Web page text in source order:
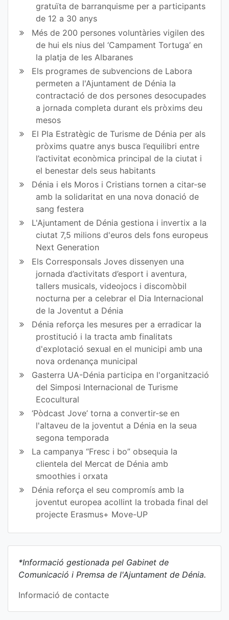
gratuïta de barranquisme per a participants
de 12 a 30 anys
Més de 200 persones voluntàries vigilen des
de hui els nius del ‘Campament Tortuga’ en
la platja de les Albaranes
Els programes de subvencions de Labora
permeten a l'Ajuntament de Dénia la
contractació de dos persones desocupades
a jornada completa durant els pròxims deu
mesos
El Pla Estratègic de Turisme de Dénia per als
pròxims quatre anys busca l’equilibri entre
l’activitat econòmica principal de la ciutat i
el benestar dels seus habitants
Dénia i els Moros i Cristians tornen a citar-se
amb la solidaritat en una nova donació de
sang festera
L'Ajuntament de Dénia gestiona i invertix a la
ciutat 7,5 milions d'euros dels fons europeus
Next Generation
Els Corresponsals Joves dissenyen una
jornada d’activitats d’esport i aventura,
tallers musicals, videojocs i discomòbil
nocturna per a celebrar el Dia Internacional
de la Joventut a Dénia
Dénia reforça les mesures per a erradicar la
prostitució i la tracta amb finalitats
d'explotació sexual en el municipi amb una
nova ordenança municipal
Gasterra UA-Dénia participa en l'organització
del Simposi Internacional de Turisme
Ecocultural
‘Pòdcast Jove’ torna a convertir-se en
l'altaveu de la joventut a Dénia en la seua
segona temporada
La campanya “Fresc i bo” obsequia la
clientela del Mercat de Dénia amb
smoothies i orxata
Dénia reforça el seu compromís amb la
joventut europea acollint la trobada final del
projecte Erasmus+ Move-UP
*Informació gestionada pel Gabinet de
Comunicació i Premsa de l'Ajuntament de Dénia.
Informació de contacte